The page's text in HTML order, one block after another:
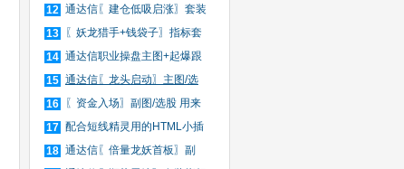
选
12 通达信〖建仓低吸启涨〗套装
指
13
〖妖龙猎手+钱袋子〗指标套
装
14 通达信职业操盘主图+起爆跟
庄
15 通达信〖龙头启动〗主图/选
股
16
〖资金入场〗副图/选股 用来
抓
17 配合短线精灵用的HTML小插
件
18 通达信〖倍量龙妖首板〗副